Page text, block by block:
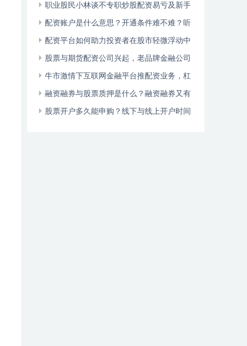
金炒股存隐患？
职业股民小林谈不专职炒股配资易亏及新手
配资现状
配资账户是什么意思？开通条件难不难？听
听专业解析
配资平台如何助力投资者在股市轻微浮动中
跑赢市场
股票与期货配资公司兴起，老品牌金融公司
成中流砥柱
牛市激情下互联网金融平台推配资业务，杠
杆率最高达15倍
融资融券与股票质押是什么？融资融券又有
哪些风险？
股票开户多久能申购？线下与线上开户时间